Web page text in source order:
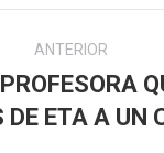
ANTERIOR
Publicación
anterior:
ETA A UN